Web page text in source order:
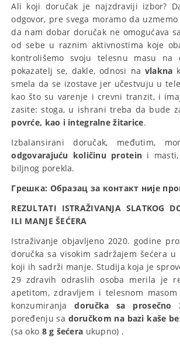
Ali koji doručak je najzdraviji izbor?
odgovor, pre svega moramo da
da nam dobar doručak ne omogućava
od sebe u raznim aktivnostima koje
kontrolišemo svoju telesnu masu na
pokazatelj se, dakle, odnosi na vlakna
smela da se izostave jer učestvuju u
kao što su varenje i crevni tranzit, i
zasite: stoga, u ishrani treba da bude
povrće, kao i integralne žitarice.
Izbalansirani doručak, međutim,
odgovarajuću količinu protein i
biljnog porekla.
Грешка: Образац за контакт није
REZULTATI ISTRAŽIVANJA SLATKOG
ILI MANJE ŠEĆERA
Istraživanje objavljeno 2020. godine
doručka sa visokim sadržajem šećera
koji ih sadrži manje. Studija koja je
29 zdravih odraslih osoba merila je
apetitom, zdravljem i telesnom
konzumiranjadoručka sa prosečno
poređenju sa doručkom na bazi kaše
(sa oko 8 g šećera ukupno) .